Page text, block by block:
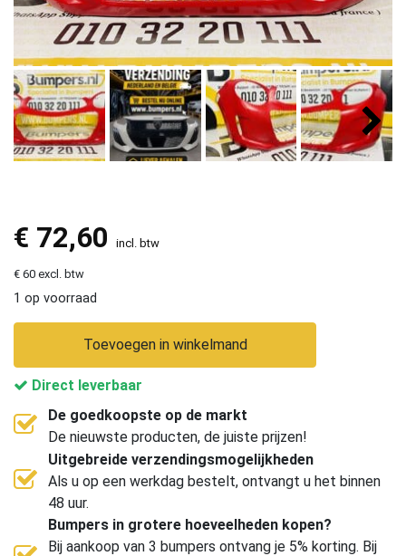
€ 72,60 incl. btw
€ 60 excl. btw
1 op voorraad
Toevoegen in winkelmand
Direct leverbaar
De goedkoopste op de markt
De nieuwste producten, de juiste prijzen!
Uitgebreide verzendingsmogelijkheden
Als u op een werkdag bestelt, ontvangt u het binnen
48 uur.
Bumpers in grotere hoeveelheden kopen?
Bij aankoop van 3 bumpers ontvang je 5% korting. Bij